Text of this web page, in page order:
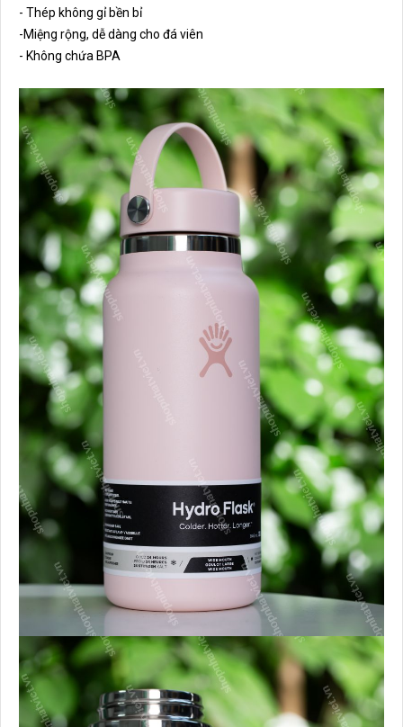
- Thép không gỉ bền bỉ
-Miệng rộng, dễ dàng cho đá viên
- Không chứa BPA